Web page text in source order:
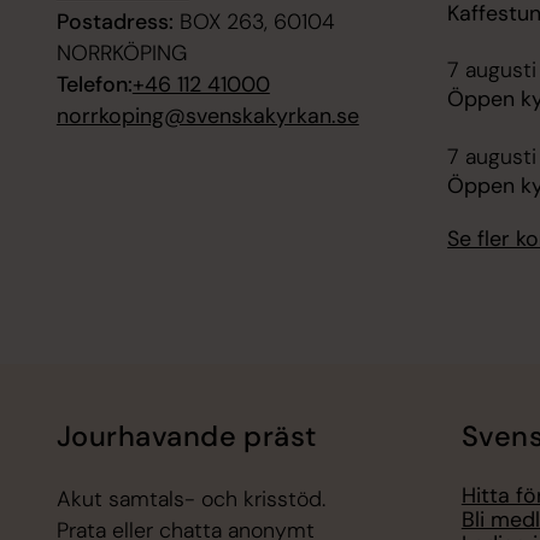
Postadress: BOX 263, 60104
NORRKÖPING
Telefon:+46 112 41000
norrkoping@svenskakyrkan.se
7 augusti
Öppen
7 augusti
Öppen
Se fler
Jourhavande präst
Akut samtals- och krisstöd.
Prata eller chatta anonymt
Hitta
Bli